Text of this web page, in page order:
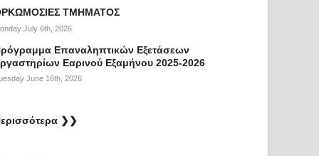
ΤΜΗΜΑΤΟΣ
July 6th, 2026
Επαναληπτικών Εξετάσεων
Εαρινού Εξαμήνου 2025-2026
June 16th, 2026
❯❯